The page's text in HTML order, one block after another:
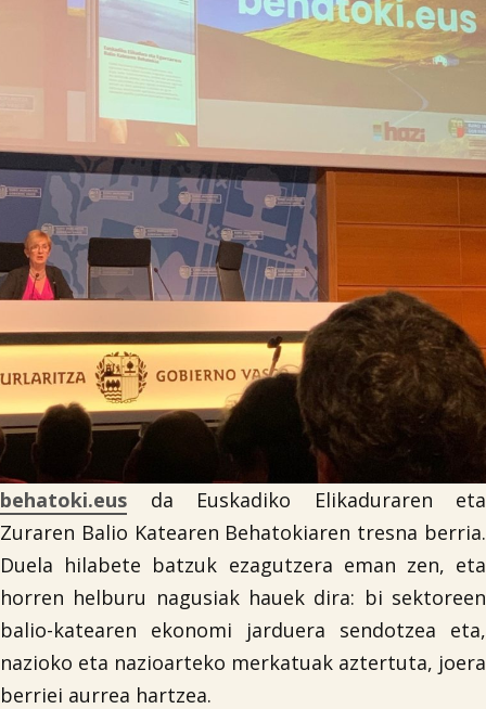
Iragarki-taula
Lursail Market
behatoki.eus da Euskadiko Elikaduraren eta
Zuraren Balio Katearen Behatokiaren tresna berria.
Duela hilabete batzuk ezagutzera eman zen, eta
horren helburu nagusiak hauek dira: bi sektoreen
balio-katearen ekonomi jarduera sendotzea eta,
nazioko eta nazioarteko merkatuak aztertuta, joera
berriei aurrea hartzea.